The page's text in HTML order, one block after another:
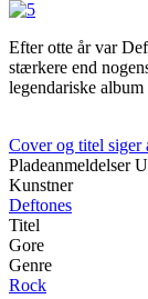
Efter otte år var
stærkere end
legendariske
Cover og titel siger
Pladeanmeldelser
Kunstner
Deftones
Titel
Gore
Genre
Rock